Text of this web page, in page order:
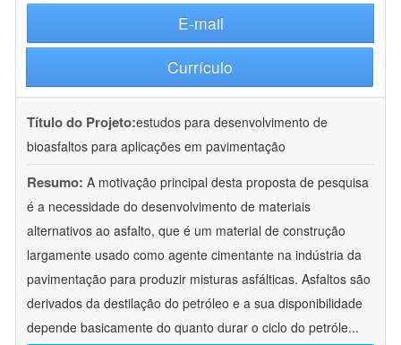
E-mail
Currículo
Título do Projeto:estudos para desenvolvimento de
bioasfaltos para aplicações em pavimentação
Resumo: A motivação principal desta proposta de pesquisa
é a necessidade do desenvolvimento de materiais
alternativos ao asfalto, que é um material de construção
largamente usado como agente cimentante na indústria da
pavimentação para produzir misturas asfálticas. Asfaltos são
derivados da destilação do petróleo e a sua disponibilidade
depende basicamente do quanto durar o ciclo do petróle...